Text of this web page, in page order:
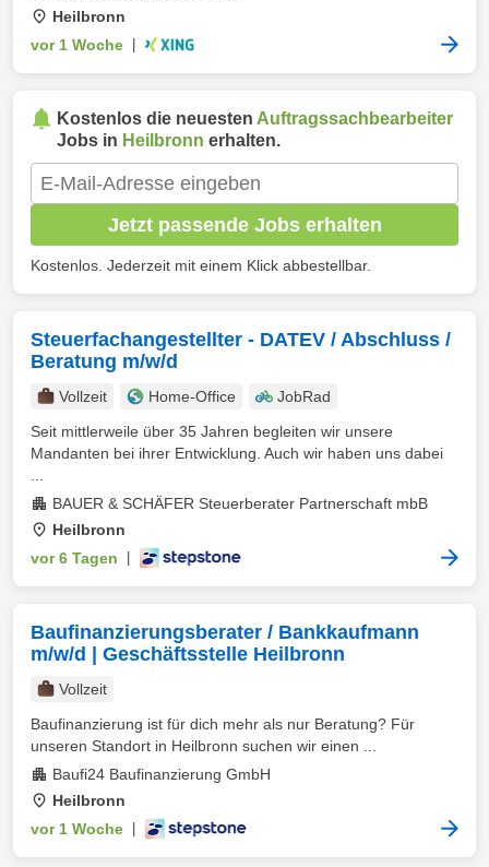
Heilbronn
vor 1 Woche
Kostenlos die neuesten Auftragssachbearbeiter
Jobs in Heilbronn erhalten.
Jetzt passende Jobs erhalten
Kostenlos. Jederzeit mit einem Klick abbestellbar.
Steuerfachangestellter - DATEV / Abschluss /
Beratung m/w/d
Vollzeit Home-Office
JobRad
Seit mittlerweile über 35 Jahren begleiten wir unsere
Mandanten bei ihrer Entwicklung. Auch wir haben uns dabei
BAUER & SCHÄFER Steuerberater Partnerschaft mbB
Heilbronn
vor 6 Tagen
Baufinanzierungsberater / Bankkaufmann
m/w/d | Geschäftsstelle Heilbronn
Vollzeit
Baufinanzierung ist für dich mehr als nur Beratung? Für
unseren Standort in Heilbronn suchen wir einen ...
Baufi24 Baufinanzierung GmbH
Heilbronn
vor 1 Woche